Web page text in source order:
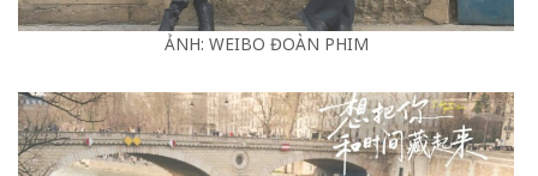
ẢNH: WEIBO ĐOÀN PHIM